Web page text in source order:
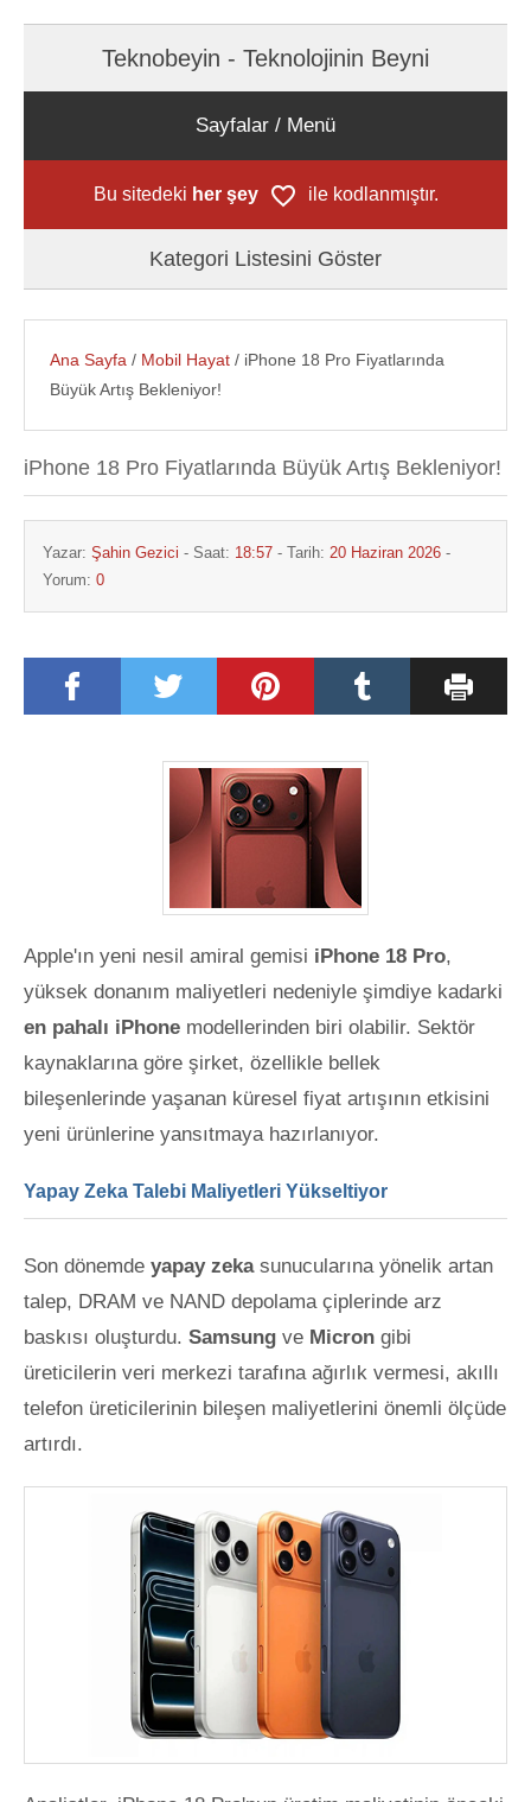
Teknobeyin - Teknolojinin Beyni
Sayfalar / Menü
Bu sitedeki her şey ile kodlanmıştır.
Kategori Listesini Göster
Ana Sayfa / Mobil Hayat / iPhone 18 Pro Fiyatlarında
Büyük Artış Bekleniyor!
iPhone 18 Pro Fiyatlarında Büyük Artış Bekleniyor!
Yazar: Şahin Gezici - Saat: 18:57 - Tarih: 20 Haziran 2026 -
Yorum: 0
Apple'ın yeni nesil amiral gemisi iPhone 18 Pro,
yüksek donanım maliyetleri nedeniyle şimdiye kadarki
en pahalı iPhone modellerinden biri olabilir. Sektör
kaynaklarına göre şirket, özellikle bellek
bileşenlerinde yaşanan küresel fiyat artışının etkisini
yeni ürünlerine yansıtmaya hazırlanıyor.
Yapay Zeka Talebi Maliyetleri Yükseltiyor
Son dönemde yapay zekasunucularına yönelik artan
talep, DRAM ve NAND depolama çiplerinde arz
baskısı oluşturdu. Samsung ve Micron gibi
üreticilerin veri merkezi tarafına ağırlık vermesi, akıllı
telefon üreticilerinin bileşen maliyetlerini önemli ölçüde
artırdı.